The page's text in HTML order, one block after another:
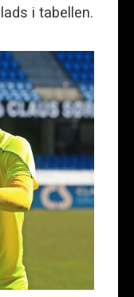
i tabellen.